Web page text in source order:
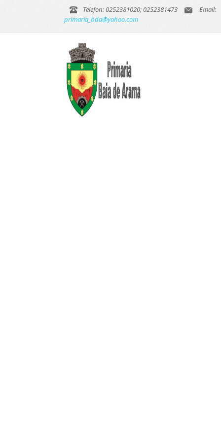
Telefon: 0252381020; 0252381473
Email:
primaria_bda@yahoo.com